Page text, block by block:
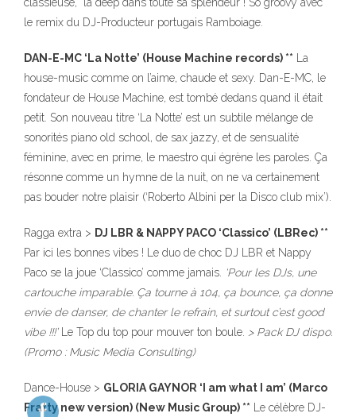
le remix du DJ-Producteur portugais Ramboiage.
DAN-E-MC ‘La Notte’ (House Machine records) ** La
house-music comme on l’aime, chaude et sexy. Dan-E-MC, le
fondateur de House Machine, est tombé dedans quand il était
petit. Son nouveau titre ‘La Notte’ est un subtile mélange de
sonorités piano old school, de sax jazzy, et de sensualité
féminine, avec en prime, le maestro qui égrène les paroles. Ça
résonne comme un hymne de la nuit, on ne va certainement
pas bouder notre plaisir (‘Roberto Albini per la Disco club mix’).
Ragga extra > DJ LBR & NAPPY PACO ‘Classico’ (LBRec) **
Par ici les bonnes vibes ! Le duo de choc DJ LBR et Nappy
Paco se la joue ‘Classico’ comme jamais.
‘Pour les DJs, une
cartouche imparable. Ça tourne à 104, ça bounce, ça donne
envie de danser, de chanter le refrain, et surtout c’est good
vibe !!!’Le Top du top pour mouver ton boule. > Pack DJ dispo.
(Promo : Music Media Consulting)
Dance-House > GLORIA GAYNOR ‘I am what I am’ (Marco
Fratty new version) (New Music Group) ** Le célèbre DJ-
323